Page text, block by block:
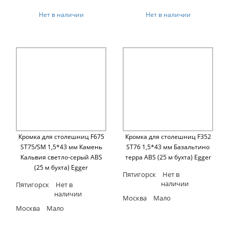
Нет в наличии Нет в наличии
Кромка для столешниц F675
ST75/SM 1,5*43 мм Камень
Кальвия светло-серый ABS
(25 м бухта) Egger
Пятигорск
Нет в
наличии
Москва
Мало
Кромка для столешниц F352
ST76 1,5*43 мм Базальтино
терра ABS (25 м бухта) Egger
Пятигорск
Нет в
наличии
Москва
Мало